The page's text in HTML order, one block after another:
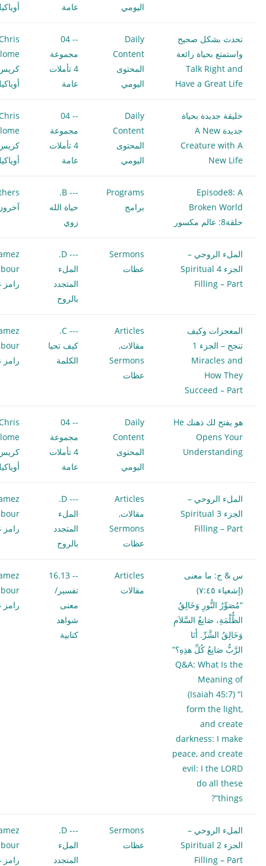
اليومي
عامة
تحدث بشكل صحيح
واستمتع بحياة رائعة
Talk Right and
Have a Great Life
Daily
Content
المحتوى
اليومي
-- 04
مجموعة
4 تأملات
عامة
خليقة جديدة بحياة
جديدة A New
Creature with A
New Life
Daily
Content
المحتوى
اليومي
-- 04
مجموعة
4 تأملات
عامة
Episode8: A
Broken World
حلقة8: عالم مكسور
Programs
برامج
--- B.
حياة الله
زوي
الملء الروحي –
الجزء 4 Spiritual
Filling – Part
Sermons
عظات
--- D.
الملء
المتجدد
بالروح
رامز
المعجزات وكيف
تنجح – الجزء 1
Miracles and
How They
Succeed – Part
Articles
مقالات,
Sermons
عظات
--- C.
كيف تحيا
الكلمة
رامز
هو يفتح لك ذهنك He
Opens Your
Understanding
Daily
Content
المحتوى
اليومي
-- 04
مجموعة
4 تأملات
عامة
الملء الروحي –
الجزء 3 Spiritual
Filling – Part
Articles
مقالات,
Sermons
عظات
--- D.
الملء
المتجدد
بالروح
رامز
س & ج: ما معنى
(إشعياء ٧:٤٥)
“مُصَوِّرُ النُّورِ وَخَالِقُ
الظُّلْمَةِ، صَانِعُ السَّلاَمِ
وَخَالِقُ الشَّرِّ. أَنَا
الرَّبُّ صَانِعُ كُلِّ هذِهِ؟”
Q&A: What Is the
Meaning of
(Isaiah 45:7) “I
form the light,
and create
darkness: I make
peace, and create
evil: I the LORD
do all these
things”?
Articles
مقالات
-- 16.13
تفسير/
معنى
شواهد
كتابية
رامز
الملء الروحي –
الجزء 2 Spiritual
Filling – Part
Sermons
عظات
--- D.
الملء
المتجدد
رامز